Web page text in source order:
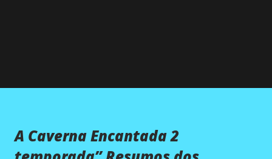
A Caverna Encantada 2